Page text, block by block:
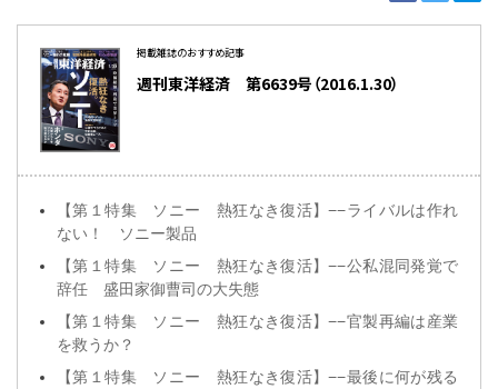
掲載雑誌のおすすめ記事
週刊東洋経済 第6639号（2016.1.30）
【第１特集 ソニー 熱狂なき復活】−−ライバルは作れ
ない！ ソニー製品
【第１特集 ソニー 熱狂なき復活】−−公私混同発覚で
辞任 盛田家御曹司の大失態
【第１特集 ソニー 熱狂なき復活】−−官製再編は産業
を救うか？
【第１特集 ソニー 熱狂なき復活】−−最後に何が残る